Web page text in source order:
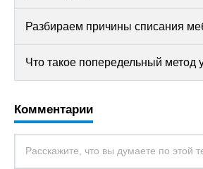
Разбираем причины списания
Что такое попередельный метод
Комментарии